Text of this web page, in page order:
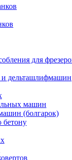
для
дельташлифмашин
машин
(болгарок)